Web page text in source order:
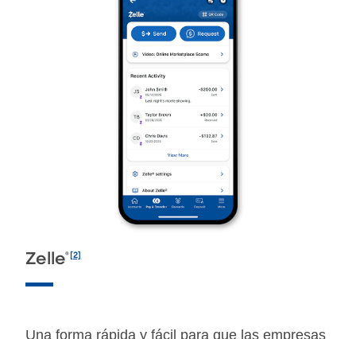
Zelle® [2]
Una forma rápida y fácil para que las empresas